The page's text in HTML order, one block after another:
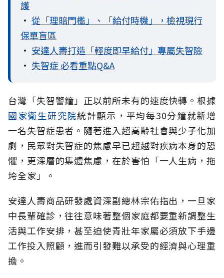
護
• 從「理賠門檻」、「給付時機」，檢視現行
保單盲區
• 安達人壽打造「輕度即早給付」專屬失智險
• 失智症 必看重點Q&A
台灣「失智警鐘」正以前所未有的速度快轉。根據
國家衛生研究院統計顯示，平均每30分鐘就新增
一名失智症患者。隨著進入超高齡社會與少子化加
劇，民眾對失智症的焦慮早已超越對疾病本身的恐
懼，更深層的集體焦慮，在於害怕「一人生病，拖
垮全家」。
安達人壽商品研發處資深副總林宗佑指出，一旦家
中長輩確診，往往意味著整個家庭都要重新調整生
活與工作安排，甚至迫使青壯年家屬必須放下手邊
工作投入照顧，進而引發難以承受的經濟與心理重
擔。